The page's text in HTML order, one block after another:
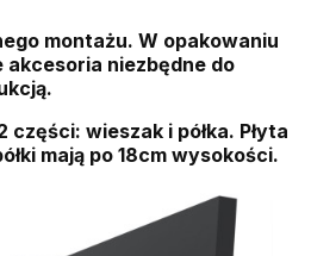
montażu. W opakowaniu
niezbędne do
części: wieszak i półka. Płyta
mają po 18cm wysokości.